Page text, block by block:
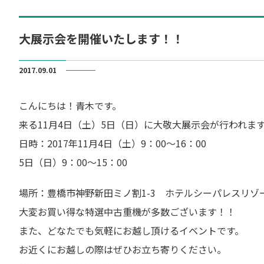
大展示会を開催いたします！！
2017.09.01
こんにちは！青木です。
来る11月4日（土）5日（日）に大敬大展示会が行われま
日時：2017年11月4日（土）9：00～16：00
5日（日）9：00～15：00
場所：豊橋市神野新田ミノ割1-3 ホテルシーパレスリゾ
大変お買い得な特選中古重機が多数ございます！！
また、どなたでも気軽にお越し頂けるイベントです。
お近くにお越しの際はぜひお立ち寄りください。